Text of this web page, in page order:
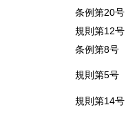
条例第20号
規則第12号
条例第8号
規則第5号
規則第14号